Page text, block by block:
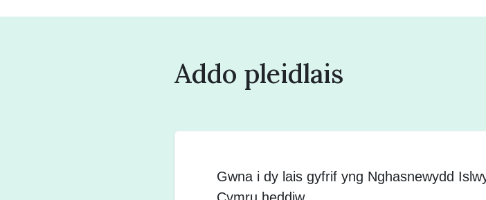
Addo pleidlais
Gwna i dy lais gyfrif yng Nghasnewydd